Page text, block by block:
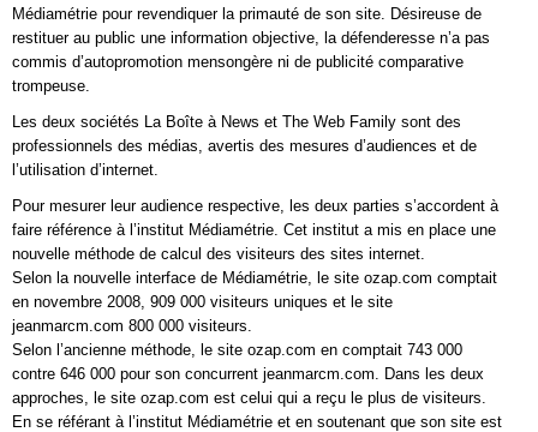
Médiamétrie pour revendiquer la primauté de son site. Désireuse de
restituer au public une information objective, la défenderesse n’a pas
commis d’autopromotion mensongère ni de publicité comparative
trompeuse.
Les deux sociétés La Boîte à News et The Web Family sont des
professionnels des médias, avertis des mesures d’audiences et de
l’utilisation d’internet.
Pour mesurer leur audience respective, les deux parties s’accordent à
faire référence à l’institut Médiamétrie. Cet institut a mis en place une
nouvelle méthode de calcul des visiteurs des sites internet.
Selon la nouvelle interface de Médiamétrie, le site ozap.com comptait
en novembre 2008, 909 000 visiteurs uniques et le site
jeanmarcm.com 800 000 visiteurs.
Selon l’ancienne méthode, le site ozap.com en comptait 743 000
contre 646 000 pour son concurrent jeanmarcm.com. Dans les deux
approches, le site ozap.com est celui qui a reçu le plus de visiteurs.
En se référant à l’institut Médiamétrie et en soutenant que son site est